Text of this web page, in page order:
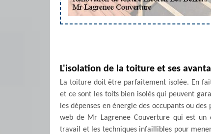
L'isolation de la toiture et ses
La toiture doit être parfaitement isolée. En
et ce sont les toits bien isolés qui peuvent
les dépenses en énergie des occupants ou
web de Mr Lagrenee Couverture qui est un
travail et les techniques infaillibles pour